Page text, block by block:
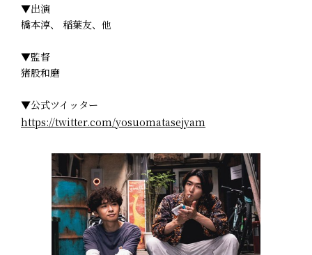
▼出演
橋本淳、 稲葉友、他
▼監督
猪股和磨
▼公式ツイッター
https://twitter.com/yosuomatasejyam